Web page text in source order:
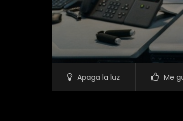
Apaga la luz Me